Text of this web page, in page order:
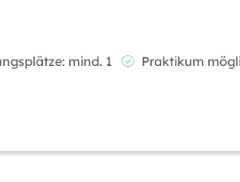
mind. 1 Praktikum